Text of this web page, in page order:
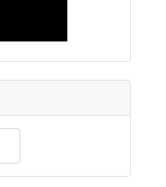
for results.